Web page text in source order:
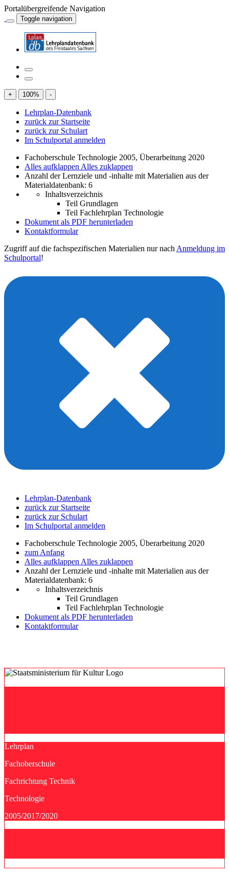
Portalübergreifende Navigation
Toggle navigation
+ 100% -
Lehrplan-Datenbank
zurück zur Startseite
zurück zur Schulart
Im Schulportal anmelden
Fachoberschule Technologie 2005, Überarbeitung 2020
Alles aufklappen Alles zuklappen
Anzahl der Lernziele und -inhalte mit Materialien aus der
Materialdatenbank: 6
Inhaltsverzeichnis
Teil Grundlagen
Teil Fachlehrplan Technologie
Dokument als PDF herunterladen
Kontaktformular
Zugriff auf die fachspezifischen Materialien nur nach Anmeldung im
Schulportal!
Lehrplan-Datenbank
zurück zur Startseite
zurück zur Schulart
Im Schulportal anmelden
Fachoberschule Technologie 2005, Überarbeitung 2020
zum Anfang
Alles aufklappen Alles zuklappen
Anzahl der Lernziele und -inhalte mit Materialien aus der
Materialdatenbank: 6
Inhaltsverzeichnis
Teil Grundlagen
Teil Fachlehrplan Technologie
Dokument als PDF herunterladen
Kontaktformular
Lehrplan
Fachoberschule
Fachrichtung Technik
Technologie
2005/2017/2020